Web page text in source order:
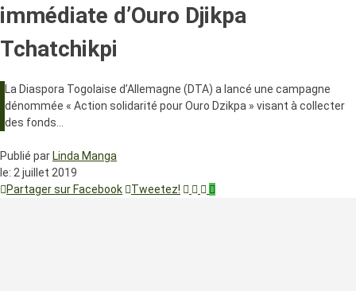
immédiate d’Ouro Djikpa
Tchatchikpi
La Diaspora Togolaise d’Allemagne (DTA) a lancé une campagne
dénommée « Action solidarité pour Ouro Dzikpa » visant à collecter
des fonds…
Publié par Linda Manga
le: 2 juillet 2019
Partager sur Facebook
Tweetez!